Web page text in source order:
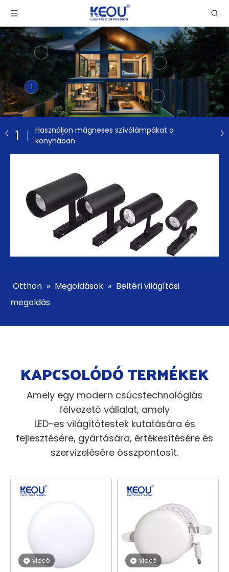
1
1
Használjon mágneses szívólámpákat a
konyhában
Otthon » Megoldások » Beltéri világítási
megoldás
KAPCSOLÓDÓ TERMÉKEK
Amely egy modern csúcstechnológiás
félvezető vállalat, amely
LED-es világítótestek kutatására és
fejlesztésére, gyártására, értékesítésére és
szervizelésére összpontosít.
videó videó